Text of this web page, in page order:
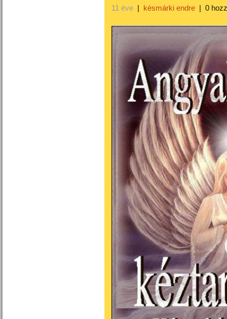
11 éve | késmárki endre | 0